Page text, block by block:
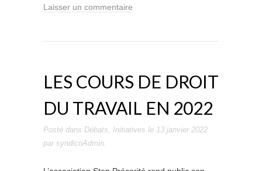
Laisser un commentaire
LES COURS DE DROIT
DU TRAVAIL EN 2022
Posté dans Débats, Initiatives le 13 janvier 2022
par syndicoAdmin.